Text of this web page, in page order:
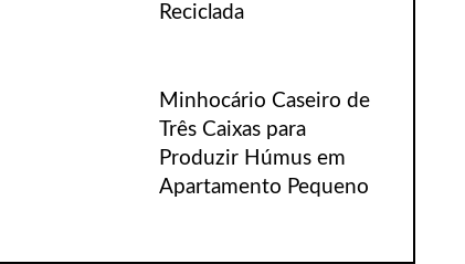
Reciclada
Minhocário Caseiro de
Três Caixas para
Produzir Húmus em
Apartamento Pequeno